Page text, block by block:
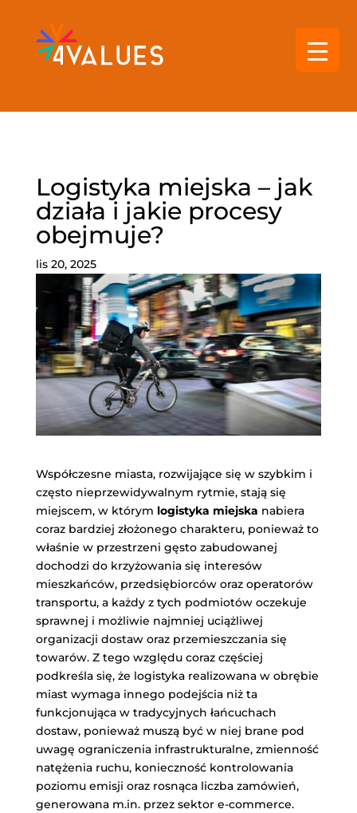
Logistyka miejska – jak
działa i jakie procesy
obejmuje?
lis 20, 2025
Współczesne miasta, rozwijające się w szybkim i
często nieprzewidywalnym rytmie, stają się
miejscem, w którym logistyka miejska nabiera
coraz bardziej złożonego charakteru, ponieważ to
właśnie w przestrzeni gęsto zabudowanej
dochodzi do krzyżowania się interesów
mieszkańców, przedsiębiorców oraz operatorów
transportu, a każdy z tych podmiotów oczekuje
sprawnej i możliwie najmniej uciążliwej
organizacji dostaw oraz przemieszczania się
towarów. Z tego względu coraz częściej
podkreśla się, że logistyka realizowana w obrębie
miast wymaga innego podejścia niż ta
funkcjonująca w tradycyjnych łańcuchach
dostaw, ponieważ muszą być w niej brane pod
uwagę ograniczenia infrastrukturalne, zmienność
natężenia ruchu, konieczność kontrolowania
poziomu emisji oraz rosnąca liczba zamówień,
generowana m.in. przez sektor e-commerce.